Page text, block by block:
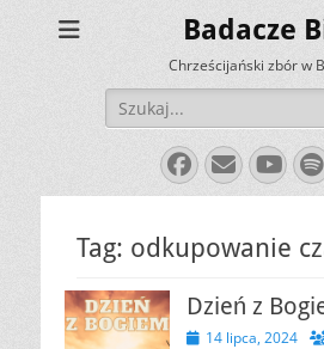
Badacze
Chrześcijański zbór w
Szukaj:
Facebook
E-
mail
Tag: odkupowanie
Dzień z
Opublikowano
14 lipca, 2024